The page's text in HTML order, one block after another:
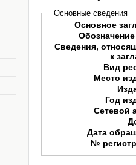
Основные сведения
Основное
Сведения,
к
Вид
Место
Год
Сетевой
Дата
№